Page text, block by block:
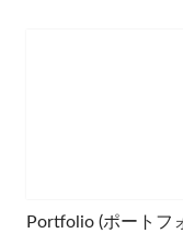
Portfolio (ポートフ